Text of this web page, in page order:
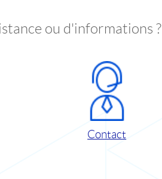
ou d'informations ?
Contact